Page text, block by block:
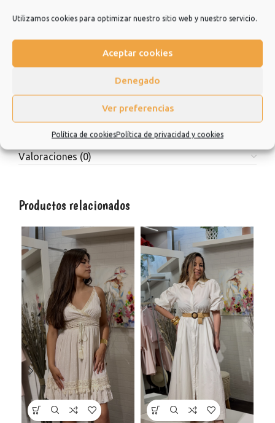
Utilizamos cookies para optimizar nuestro sitio web y nuestro servicio.
Aceptar cookies
Denegado
Ver preferencias
Política de cookiesPolítica de privacidad y cookies
tengas. No dudes en consultarnos.
Estamos muy agradecidos de que hayas elegido nuestra
tienda y esperamos que sea una experiencia de la que quiera
Información adicional
Valoraciones (0)
Productos relacionados